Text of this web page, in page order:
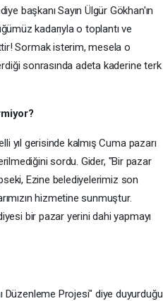
başkanı Sayın Ülgür Gökhan'ın
kadarıyla o toplantı ve
Sormak isterim, mesela o
sonrasında adeta kaderine terk
yıl gerisinde kalmış Cuma pazarı
sordu. Gider, "Bir pazar
Ezine belediyelerimiz son
hizmetine sunmuştur.
bir pazar yerini dahi yapmayı
Düzenleme Projesi" diye duyurduğu